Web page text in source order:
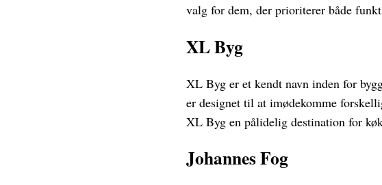
valg for dem, der prioriterer både
XL Byg
XL Byg er et kendt navn inden for
er designet til at imødekomme
XL Byg en pålidelig destination for
Johannes Fog